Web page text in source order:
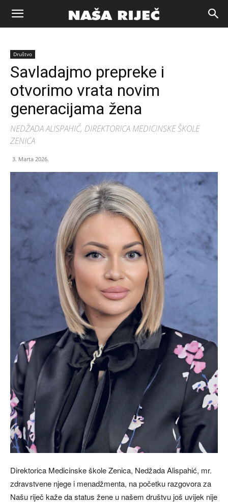
Naša
riječ
Društvo
Savladajmo prepreke i
otvorimo vrata novim
generacijama žena
NEDŽADA ALISPAHIĆ, DIREKTORICA MEDICINSKE ŠKOLE
ZENICA
3. Marta 2026.
Direktorica Medicinske škole Zenica, Nedžada Alispahić, mr.
zdravstvene njege i menadžmenta, na početku razgovora za
Našu riječ kaže da status žene u našem društvu još uvijek nije